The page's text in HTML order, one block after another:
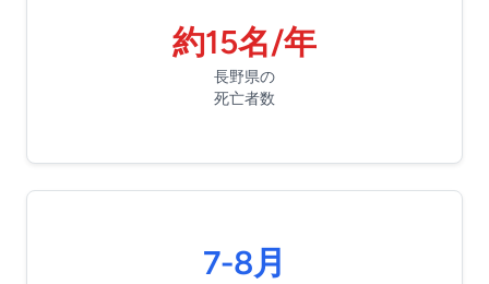
約15名/年
長野県の
死亡者数
7-8月